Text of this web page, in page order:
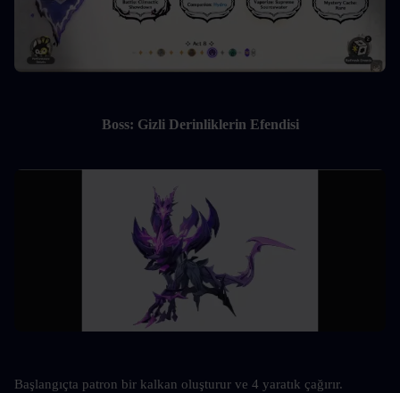
Boss: Gizli Derinliklerin Efendisi
Başlangıçta patron bir kalkan oluşturur ve 4 yaratık çağırır.